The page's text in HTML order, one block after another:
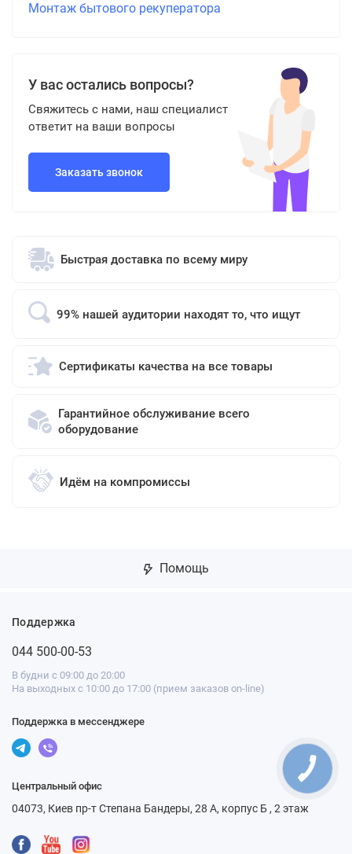
Монтаж бытового рекуператора
У вас остались вопросы?
Свяжитесь с нами, наш специалист
ответит на ваши вопросы
Заказать звонок
Быстрая доставка по всему миру
99% нашей аудитории находят то, что ищут
Сертификаты качества на все товары
Гарантийное обслуживание всего
оборудование
Идём на компромиссы
Помощь
Поддержка
044 500-00-53
В будни с 09:00 до 20:00
На выходных с 10:00 до 17:00 (прием заказов on-line)
Поддержка в мессенджере
Центральный офис
04073, Киев пр-т Степана Бандеры, 28 А, корпус Б , 2 этаж